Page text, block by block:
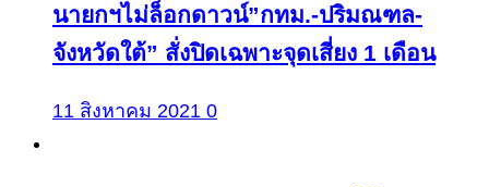
นายกฯไม่ล็อกดาวน์”กทม.-ปริมณฑล-
จังหวัดใต้” สั่งปิดเฉพาะจุดเสี่ยง 1 เดือน
11 สิงหาคม 2021 0